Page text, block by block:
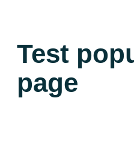
Test
page